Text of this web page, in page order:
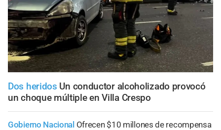
Dos heridos Un conductor alcoholizado provocó
un choque múltiple en Villa Crespo
Gobierno Nacional Ofrecen $10 millones de recompensa